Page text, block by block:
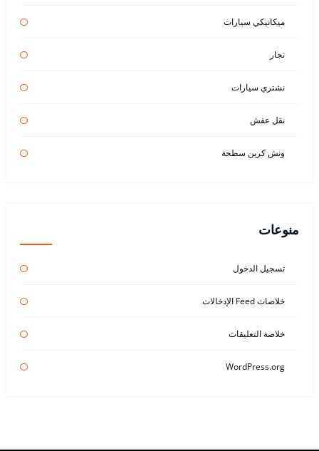
ميكانيكي سيارات
نجار
نشتري سيارات
نقل عفش
ونش كرين سطحة
منوعات
تسجيل الدخول
خلاصات Feed الإدخالات
خلاصة التعليقات
WordPress.org